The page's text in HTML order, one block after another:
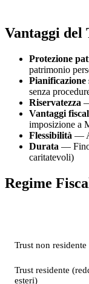
Vantaggi
Protezione
patrimonio
Pianificazione
senza
Riservatezza
Vantaggi
imposizione a
Flessibilità —
Durata — Fino
caritatevoli)
Regime
Trust non residente
Trust residente
esteri)